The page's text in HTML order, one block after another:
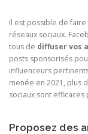
Il est possible de
réseaux sociaux.
tous de diffuser vos
posts sponsorisés
influenceurs
menée en 2021, plus
sociaux sont
Proposez des